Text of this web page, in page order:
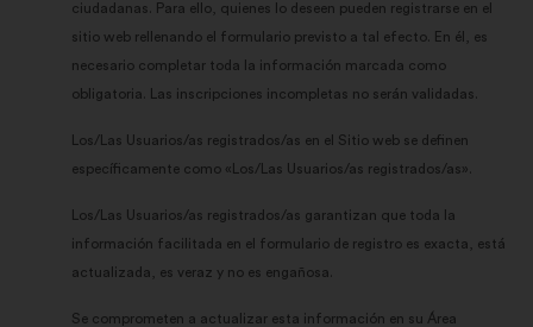
ciudadanas. Para ello, quienes lo deseen pueden registrarse en el
sitio web rellenando el formulario previsto a tal efecto. En él, es
necesario completar toda la información marcada como
obligatoria. Las inscripciones incompletas no serán validadas.
Los/Las Usuarios/as registrados/as en el Sitio web se definen
específicamente como «Los/Las Usuarios/as registrados/as».
Los/Las Usuarios/as registrados/as garantizan que toda la
información facilitada en el formulario de registro es exacta, está
actualizada, es veraz y no es engañosa.
Se comprometen a actualizar esta información en su Área